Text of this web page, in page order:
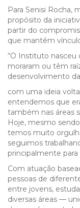
Para Senisi Rocha,
propósito da
partir do
que mantêm
“O Instituto nasceu
moraram ou têm
desenvolvimento
com uma ideia
entendemos que
também nas áreas
Hoje, mesmo
temos muito
seguimos
principalmente para
Com atuação
pessoas de
entre jovens,
diversas áreas —